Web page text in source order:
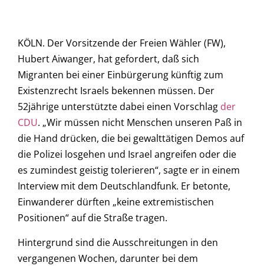
KÖLN. Der Vorsitzende der Freien Wähler (FW),
Hubert Aiwanger, hat gefordert, daß sich
Migranten bei einer Einbürgerung künftig zum
Existenzrecht Israels bekennen müssen. Der
52jährige unterstützte dabei einen Vorschlag der
CDU. „Wir müssen nicht Menschen unseren Paß in
die Hand drücken, die bei gewalttätigen Demos auf
die Polizei losgehen und Israel angreifen oder die
es zumindest geistig tolerieren“, sagte er in einem
Interview mit dem Deutschlandfunk. Er betonte,
Einwanderer dürften „keine extremistischen
Positionen“ auf die Straße tragen.
Hintergrund sind die Ausschreitungen in den
vergangenen Wochen, darunter bei dem